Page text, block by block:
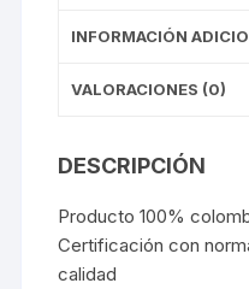
INFORMACIÓN
VALORACIONES (0)
DESCRIPCIÓN
Producto 100%
Certificación con
calidad